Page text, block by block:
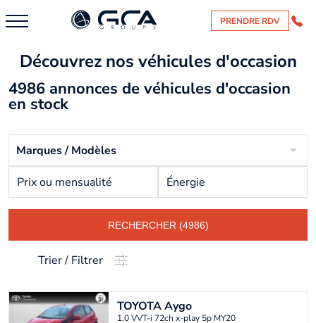
PRENDRE RDV
Découvrez nos véhicules d'occasion
4986 annonces de véhicules d'occasion
en stock
Marques / Modèles
Prix ou mensualité Énergie
RECHERCHER (4986)
Trier / Filtrer
TOYOTAAygo
1.0 VVT-i 72ch x-play 5p MY20